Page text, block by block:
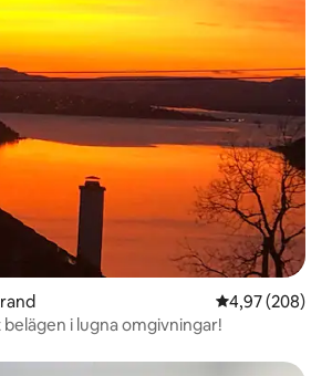
4,97 av 5 i
4,97 (208)
i lugna omgivningar!